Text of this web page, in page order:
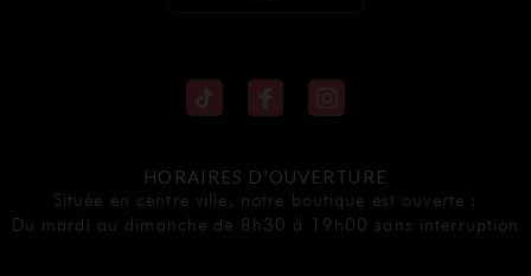
HORAIRES D'OUVERTURE
Située en centre ville, notre boutique est ouverte :
Du mardi au dimanche de 8h30 à 19h00 sans interruption